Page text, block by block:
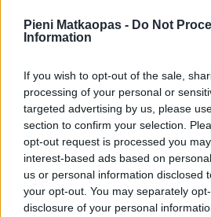
Pieni Matkaopas - Do Not
Information
If you wish to opt-out of the sale,
processing of your personal or
targeted advertising by us, please
section to confirm your selection.
opt-out request is processed you
interest-based ads based on
us or personal information disclosed
your opt-out. You may separately
disclosure of your personal
Maaliskuun
Maaliskuun keskilämpötila
ollut 7 astetta. Öisin lämpötila on
asteen tienoille, ja päivisin
asteen tuntumaan. Tällä sivulla
miten lämmin sää Dortmundissa
maaliskuussa viime vuosina ja
tavallisina päivinä on minäkin